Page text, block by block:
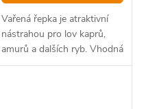
Vařená řepka je atraktivní
nástrahou pro lov kaprů,
amurů a dalších ryb. Vhodná
je pro použití do vnadících